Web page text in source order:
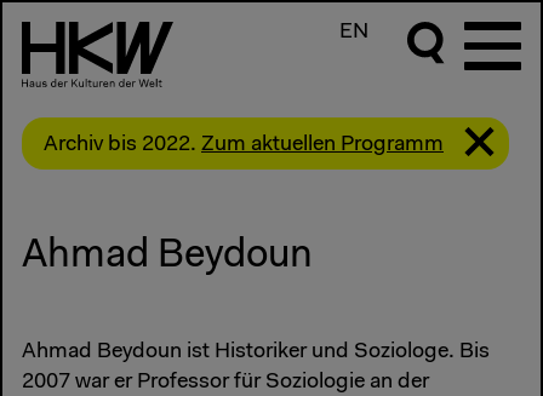
EN
Archiv bis 2022. Zum aktuellen Programm
Ahmad Beydoun
Ahmad Beydoun ist Historiker und Soziologe. Bis
2007 war er Professor für Soziologie an der